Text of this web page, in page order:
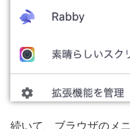
続いて、ブラウザのメ